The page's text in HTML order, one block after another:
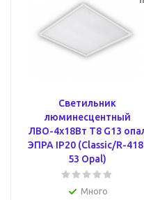
Светильник
люминесцентный
ЛВО-4х18Вт Т8 G13
ЭПРА IP20 (Classic/R-
53 Opal)
Много